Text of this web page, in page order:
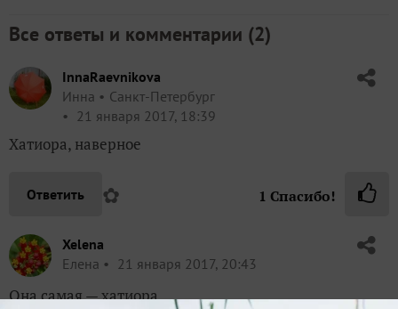
Все ответы и комментарии (2)
InnaRaevnikova
Инна
Санкт-Петербург
21 января 2017, 18:39
Хатиора, наверное
Ответить ✿ 1 Спасибо!
Xelena
Елена
21 января 2017, 20:43
Она самая — хатиора.